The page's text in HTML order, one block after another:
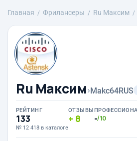
Главная Фрилансеры Ru Максим
Ru Максим›Makc64RUS
РЕЙТИНГ
133
№ 12 418 в каталоге
ОТЗЫВЫ
8 -/10